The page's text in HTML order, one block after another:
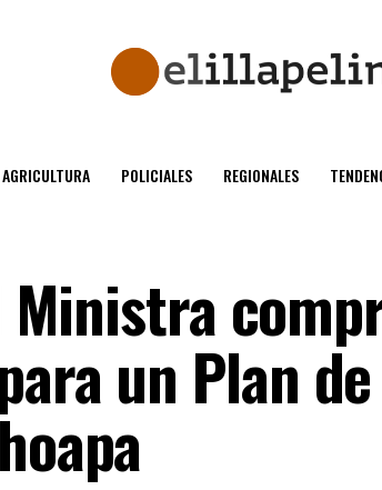
AGRICULTURA POLICIALES REGIONALES
un Plan